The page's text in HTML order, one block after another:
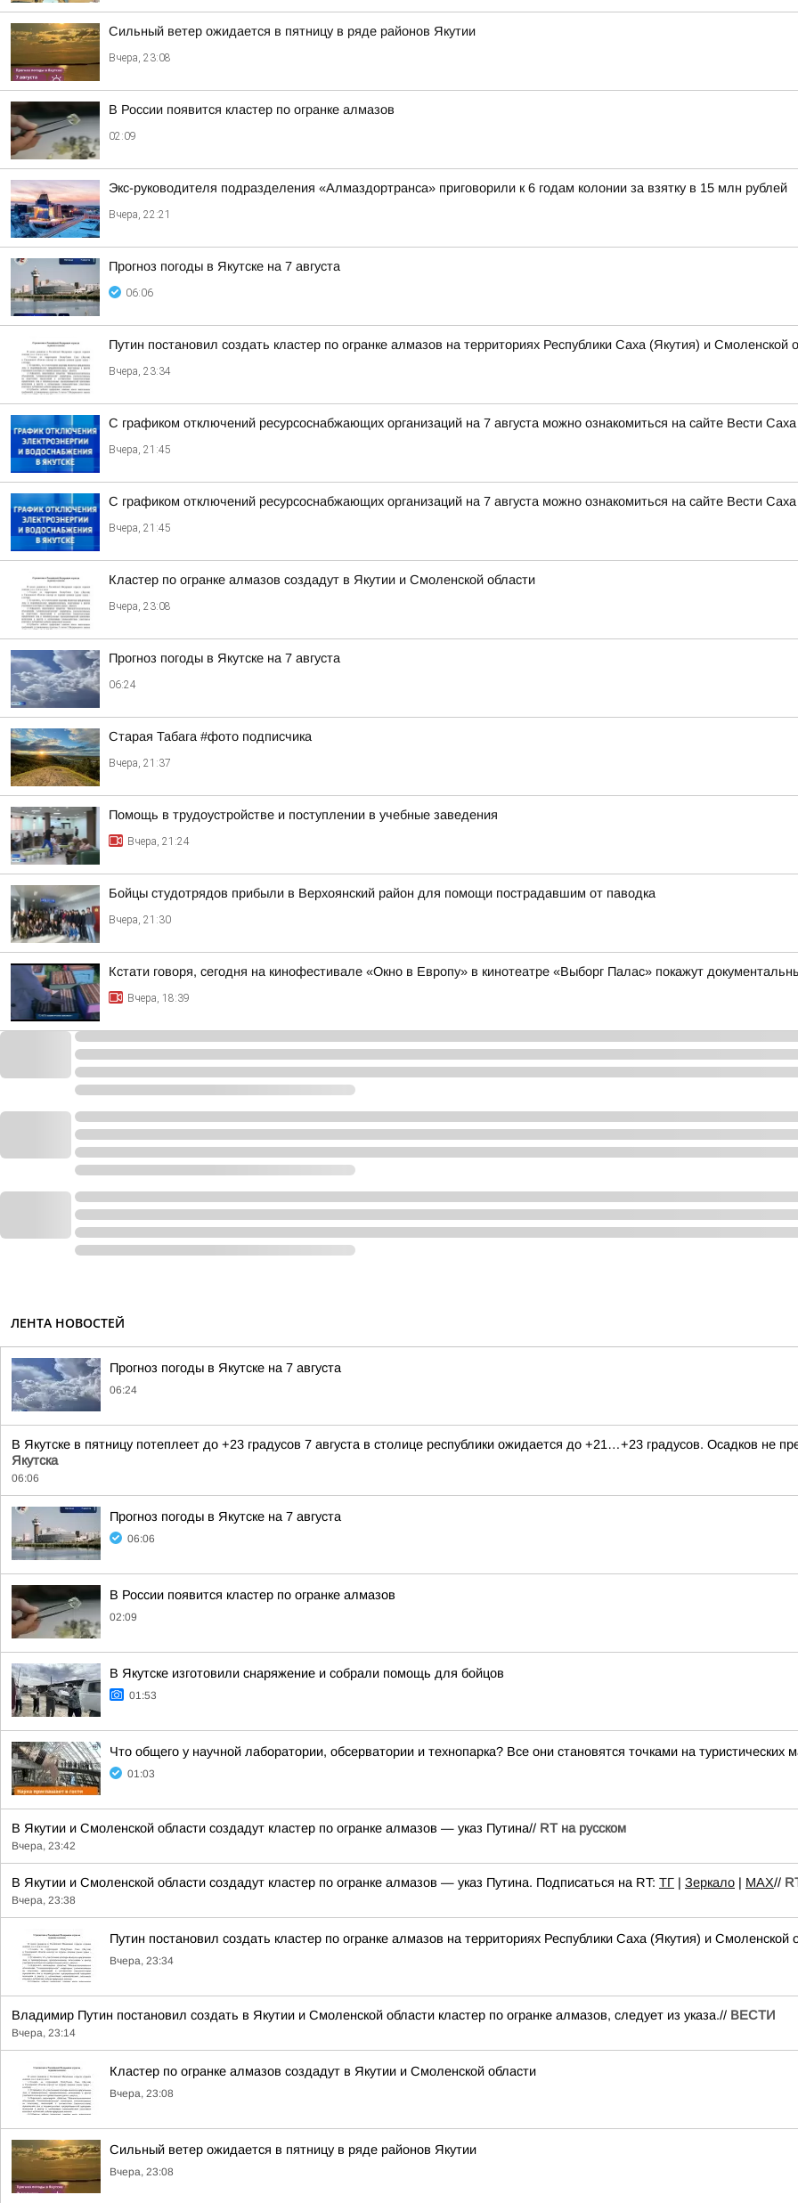
Сильный ветер ожидается в пятницу в ряде районов Якутии
Вчера, 23:08
В России появится кластер по огранке алмазов
02:09
Экс-руководителя подразделения «Алмаздортранса» приговорили к 6 годам колонии за взятку в 15 млн рублей
Вчера, 22:21
Прогноз погоды в Якутске на 7 августа
06:06
Путин постановил создать кластер по огранке алмазов на территориях Республики Саха (Якутия) и Смоленской
Вчера, 23:34
С графиком отключений ресурсоснабжающих организаций на 7 августа можно ознакомиться на сайте Вести Саха
Вчера, 21:45
С графиком отключений ресурсоснабжающих организаций на 7 августа можно ознакомиться на сайте Вести Саха
Вчера, 21:45
Кластер по огранке алмазов создадут в Якутии и Смоленской области
Вчера, 23:08
Прогноз погоды в Якутске на 7 августа
06:24
Старая Табага #фото подписчика
Вчера, 21:37
Помощь в трудоустройстве и поступлении в учебные заведения
Вчера, 21:24
Бойцы студотрядов прибыли в Верхоянский район для помощи пострадавшим от паводка
Вчера, 21:30
Кстати говоря, сегодня на кинофестивале «Окно в Европу» в кинотеатре «Выборг Палас» покажут
Вчера, 18:39
ЛЕНТА НОВОСТЕЙ
Прогноз погоды в Якутске на 7 августа
06:24
В Якутске в пятницу потеплеет до +23 градусов 7 августа в столице республики ожидается до +21…+23 градусов. Осадков не
Якутска
06:06
Прогноз погоды в Якутске на 7 августа
06:06
В России появится кластер по огранке алмазов
02:09
В Якутске изготовили снаряжение и собрали помощь для бойцов
01:53
Что общего у научной лаборатории, обсерватории и технопарка? Все они становятся точками на туристических
01:03
В Якутии и Смоленской области создадут кластер по огранке алмазов — указ Путина// RT на русском
Вчера, 23:42
В Якутии и Смоленской области создадут кластер по огранке алмазов — указ Путина. Подписаться на RT: ТГ | Зеркало | MAX//
Вчера, 23:38
Путин постановил создать кластер по огранке алмазов на территориях Республики Саха (Якутия) и Смоленской
Вчера, 23:34
Владимир Путин постановил создать в Якутии и Смоленской области кластер по огранке алмазов, следует из указа.// ВЕСТИ
Вчера, 23:14
Кластер по огранке алмазов создадут в Якутии и Смоленской области
Вчера, 23:08
Сильный ветер ожидается в пятницу в ряде районов Якутии
Вчера, 23:08